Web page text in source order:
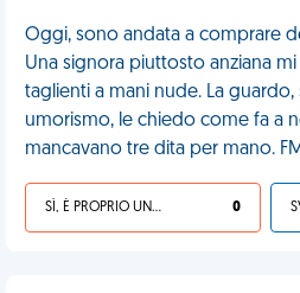
Oggi, sono andata a comprare
Una signora piuttosto anziana
taglienti a mani nude. La
umorismo, le chiedo come fa a
mancavano tre dita per mano.
SÌ, È PROPRIO UNA VDM! 0